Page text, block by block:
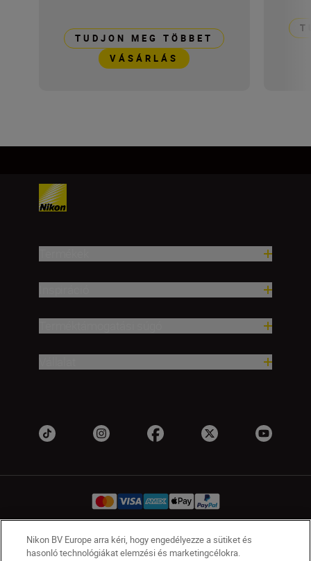
TUDJON MEG TÖBBET
VÁSÁRLÁS
HU Nikon Sites
Nikon BV Europe arra kéri, hogy engedélyezze a sütiket és
hasonló technológiákat elemzési és marketingcélokra.